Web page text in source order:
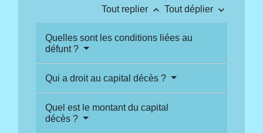
Tout replier keyboard_arrow_up Tout déplier keyboard_arrow_down
Quelles sont les conditions liées au
défunt ?
Qui a droit au capital décès ?
Quel est le montant du capital
décès ?